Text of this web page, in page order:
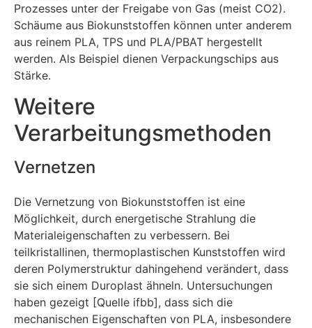
Prozesses unter der Freigabe von Gas (meist CO2).
Schäume aus Biokunststoffen können unter anderem
aus reinem PLA, TPS und PLA/PBAT hergestellt
werden. Als Beispiel dienen Verpackungschips aus
Stärke.
Weitere
Verarbeitungsmethoden
Vernetzen
Die Vernetzung von Biokunststoffen ist eine
Möglichkeit, durch energetische Strahlung die
Materialeigenschaften zu verbessern. Bei
teilkristallinen, thermoplastischen Kunststoffen wird
deren Polymerstruktur dahingehend verändert, dass
sie sich einem Duroplast ähneln. Untersuchungen
haben gezeigt [Quelle ifbb], dass sich die
mechanischen Eigenschaften von PLA, insbesondere